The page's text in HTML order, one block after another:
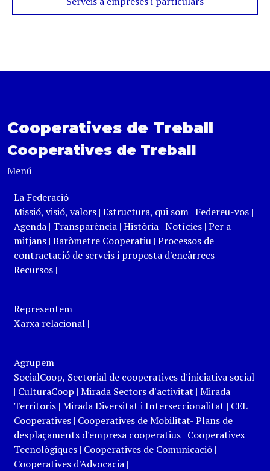
Cooperatives de Treball
Cooperatives de Treball
Menú
La Federació
Missió, visió, valors| Estructura, qui som| Federeu-vos|
Agenda | Transparència| Història| Notícies | Per a
mitjans| Baròmetre Cooperatiu| Processos de
contractació de serveis i proposta d'encàrrecs|
Recursos|
Representem
Xarxa relacional|
Agrupem
SocialCoop, Sectorial de cooperatives d'iniciativa social
| CulturaCoop | Mirada Sectors d'activitat | Mirada
Territoris| Mirada Diversitat i Interseccionalitat | CEL
Cooperatives| Cooperatives de Mobilitat- Plans de
desplaçaments d'empresa cooperatius| Cooperatives
Tecnològiques| Cooperatives de Comunicació|
Cooperatives d'Advocacia|